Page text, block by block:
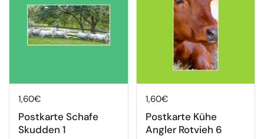
Regulärer Preis
1,60€
Postkarte Schafe
Skudden 1
Regulärer Preis
1,60€
Postkarte Kühe
Angler Rotvieh 6